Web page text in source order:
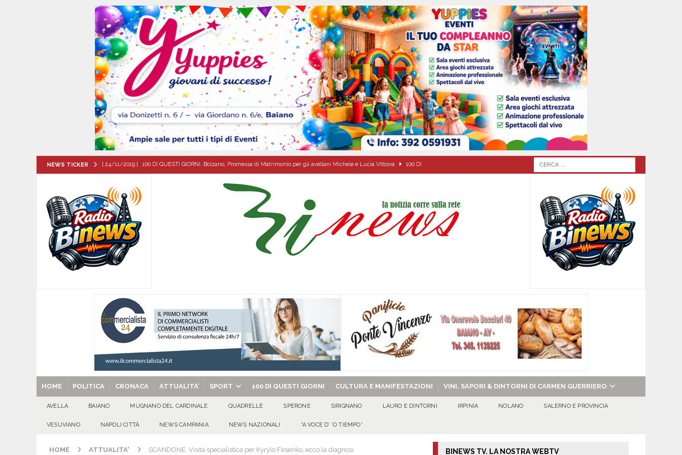
NEWS TICKER [ 24/11/2019 ] 100 DI QUESTI GIORNI. Bolzano, Promessa di Matrimonio per gli avellani Michele e Lucia Vittoria 100 DI
[ 08/08/2026 ] Quadrelle in Festa: Tutto pronto per i solenni festeggiamenti in onore di San Giovanni Battista 2026!
EVIDENZA
[ 08/08/2026 ] Mugnano del Cardinale, “Puparuolo” dal 1948: da Saverio ai figli Francesco e Giuseppe, la storia continua
ATTUALITA'
[ 08/08/2026 ]
[ 08/08/2026 ] Nola. Controlli dei carabinieri alle agenzie funebri. Due attività chiuse e tre persone denunciate
[ 29/08/2025 ] SANT’Oggi. Venerdì 29 agosto la chiesa celebra il Martirio di san Giovanni Battista e santa Sabina EVIDENZA
HOME POLITICA CRONACA ATTUALITA’ SPORT 100 DI QUESTI GIORNI CULTURA E MANIFESTAZIONI VINI, SAPORI & DINTORNI DI CARMEN GUERRIERO
AVELLA BAIANO MUGNANO DEL CARDINALE QUADRELLE SPERONE SIRIGNANO LAURO E DINTORNI IRPINIA NOLANO SALERNO E PROVINCIA
VESUVIANO NAPOLI CITTÀ NEWS CAMPANIA NEWS NAZIONALI “A VOCE D’ ‘O TIEMPO”
HOME ATTUALITA' SCANDONE. Visita specialistica per Kyrylo Fesenko, ecco la diagnosi BINEWS TV. LA NOSTRA WEBTV